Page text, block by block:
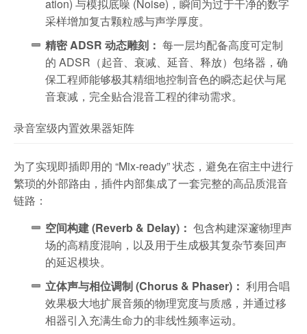
ation) 与模拟底噪 (Noise)，瞬间为过于干净的数字
采样增加复古颗粒感与声学厚度。
精密 ADSR 动态雕刻： 每一层均配备高度可定制
的 ADSR（起音、衰减、延音、释放）包络器，确
保工程师能够极其精细地控制音色的瞬态起伏与尾
音衰减，完全贴合混音工程的律动需求。
录音室级内置效果器矩阵
为了实现即插即用的 “Mix-ready” 状态，避免在宿主中进行
繁琐的外部路由，插件内部集成了一套完整的高品质混音
链路：
空间构建 (Reverb & Delay)： 包含构建深邃物理声
场的高精度混响，以及用于生成极其复杂节奏回声
的延迟模块。
立体声与相位调制 (Chorus & Phaser)： 利用合唱
效果极大地扩展音频的物理宽度与质感，并通过移
相器引入充满生命力的非线性频率运动。